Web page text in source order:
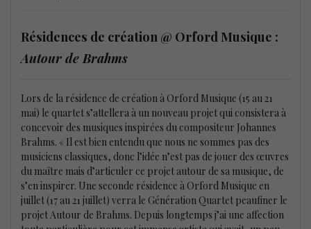
Résidences de création @ Orford Musique :
Autour de Brahms
Lors de la résidence de création à Orford Musique (15 au 21
mai) le quartet s’attellera à un nouveau projet qui consistera à
concevoir des musiques inspirées du compositeur Johannes
Brahms. « Il est bien entendu que nous ne sommes pas des
musiciens classiques, donc l’idée n’est pas de jouer des œuvres
du maître mais d’articuler ce projet autour de sa musique, de
s’en inspirer. Une seconde résidence à Orford Musique en
juillet (17 au 21 juillet) verra le Génération Quartet peaufiner le
projet Autour de Brahms. Depuis longtemps j’ai une affection